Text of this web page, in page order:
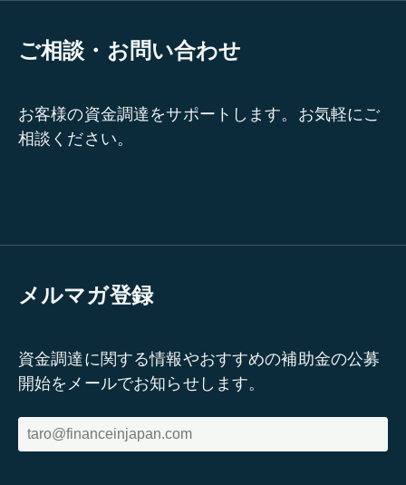
ご相談・お問い合わせ
お客様の資金調達をサポートします。お気軽にご
相談ください。
メルマガ登録
資金調達に関する情報やおすすめの補助金の公募
開始をメールでお知らせします。